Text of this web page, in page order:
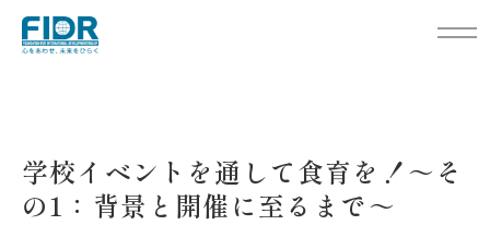
学校イベントを通して食育を！～その1：背景と開催に至るまで～
学校イベントを通して食育を！～そ
の1：背景と開催に至るまで～